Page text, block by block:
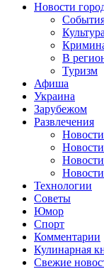
Новости
Культура
В
Туризм
Афиша
Украина
Зарубежом
Развлечения
Технологии
Советы
Юмор
Спорт
Комментарии
Кулинарная
Свежие